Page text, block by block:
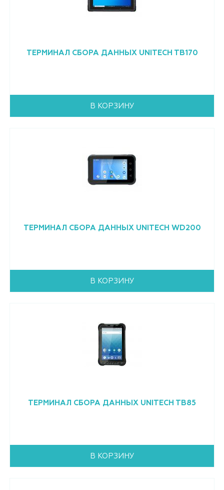
ТСД на транспорт
ТЕРМИНАЛ СБОРА ДАННЫХ UNITECH TB170
В КОРЗИНУ
ТЕРМИНАЛ СБОРА ДАННЫХ UNITECH WD200
В КОРЗИНУ
ТЕРМИНАЛ СБОРА ДАННЫХ UNITECH TB85
В КОРЗИНУ